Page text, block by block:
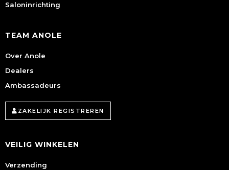
Saloninrichting
TEAM ANOLE
Over Anole
Dealers
Ambassadeurs
ZAKELIJK REGISTREREN
VEILIG WINKELEN
Verzending